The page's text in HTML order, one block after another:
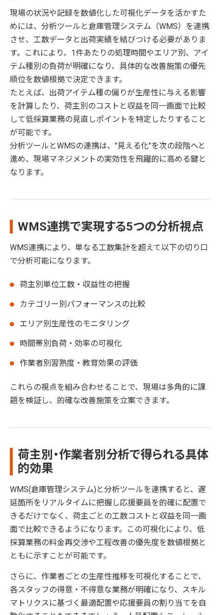
現場の状況や記録を数値化した可視化データを活かすた
めには、分析ツールと倉庫管理システム（WMS）を連携
させ、工数データと出荷実績を結びつける必要がありま
す。これにより、1件あたりの処理時間やエリア別、アイ
テム種別の負荷が明確になり、具体的な改善施策の優先
順位を数値根拠で決定できます。
たとえば、出荷アイテム種の偏りが生産性に与える影響
を計算したり、荷主別のコストと収益を同一画面で比較
して低採算業務の見直しポイントを特定したりすること
が可能です。
分析ツールとWMSの連携は、"見える化"を次の段階へと
進め、現場マネジメントの実効性を飛躍的に高める鍵と
なります。
WMS連携で実現する5つの分析視点
WMS連携により、単なる工数集計を超えて以下の切り口
で分析可能になります。
荷主別単位工数・収益性の把握
カテゴリー別パフォーマンスの比較
エリア別生産性のモニタリング
時間帯別負荷・効率の可視化
作業者別習熟度・教育効果の評価
これらの視点を組み合わせることで、現場は多角的に課
題を検証し、的確な改善施策を立案できます。
荷主別・作業者別分析で得られる具体
的効果
WMS(倉庫管理システム)と分析ツールを連携すると、遅
延箇所をリアルタイムに把握し応援要員を的確に配置で
きるだけでなく、荷主ごとの工数コストと収益を同一画
面で比較できるようになります。この可視化により、低
採算業務の料金再交渉や工程改善の優先度を数値根拠と
ともに示すことが可能です。
さらに、作業者ごとの生産性推移を可視化することで、
各スタッフの得意・不得意な業務が明確になり、スキル
マトリクスに基づく最適配置や応援要員の割り当てを自